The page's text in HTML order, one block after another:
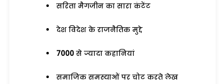
सरिता मैगजीन का सारा कंटेंट
देश विदेश के राजनैतिक मुद्दे
7000 से ज्यादा कहानियां
समाजिक समस्याओं पर चोट करते लेख